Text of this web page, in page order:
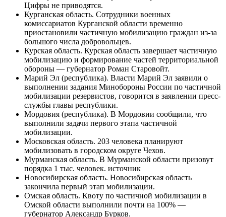
Северная Осетия (республика). План по частичной
мобилизации в Северной Осетии выполнен на 95%,
сообщили в пресс-службе главы и правительства
региона.
Ставропольский край. Ставропольский край выполнил
план по призыву в рамках частичной мобилизации.
Тамбовская область. Тамбовская область выполнила
задание первого этапа частичной мобилизации,
сообщил военный комиссар региона Сергей Филатов.
Татарстан (республика). В Набережных Челнах
(Татарстан) планируют отправить 1200 человек.
Томская область. В Стрежевом и Александровском
районе планируют мобилизовать 184 человека.
Тыва (республика). В Туве частичная мобилизация
завершена, сообщили власти республики. Квота региона
по мобилизации выполнена.
Удмуртия (республика). В Удмуртии завершен первый
этап частичной мобилизации, заявил глава региона
Александр Бречалов.
Ульяновская область. Мобилизационная кампания в
Ульяновской области выполнена почти на 100%,
сообщил министр Геннадий Неробеев.
Хакасия (республика). Хакасия выполнила план по